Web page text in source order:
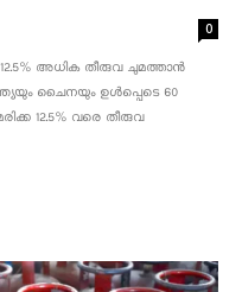
0
അധിക തീരുവ ചുമത്താൻ
ചൈനയും ഉൾപ്പെടെ 60
12.5% ​​വരെ തീരുവ